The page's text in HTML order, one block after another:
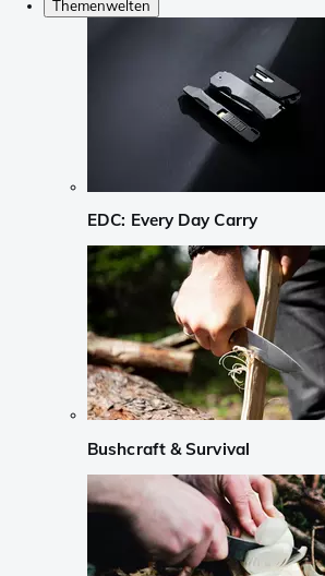
Themenwelten
EDC: Every Day Carry
Bushcraft & Survival